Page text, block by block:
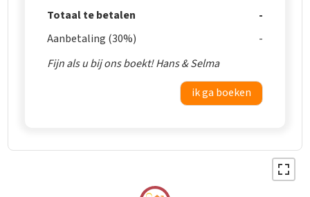
Totaal te betalen
Aanbetaling (30%)
Fijn als u bij ons boekt! Hans & Selma
ik ga boeken